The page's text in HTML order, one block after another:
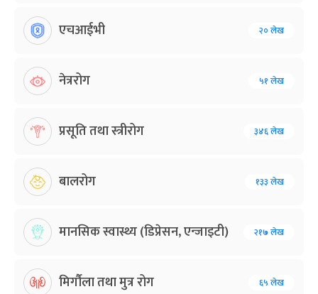
एचआईभी २० लेख
नेत्ररोग ५१ लेख
प्रसूति तथा स्त्रीरोग ३४६ लेख
बालरोग १३३ लेख
मानसिक स्वास्थ्य (डिप्रेसन, एन्जाइटी) २१७ लेख
मिर्गौला तथा मुत्र रोग ६५ लेख